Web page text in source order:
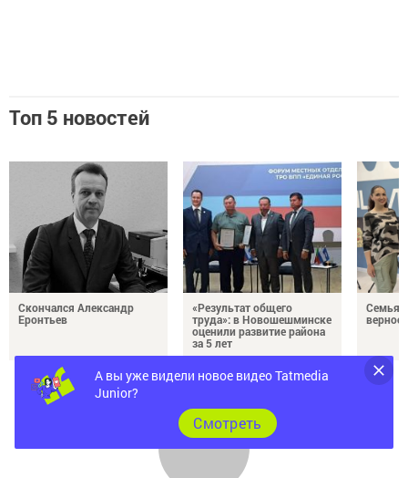
Топ 5 новостей
Скончался Александр
Еронтьев
«Результат общего
труда»: в Новошешминске
оценили развитие района
за 5 лет
Семья
А вы уже видели новое видео Tatmedia
Junior?
Cмотреть